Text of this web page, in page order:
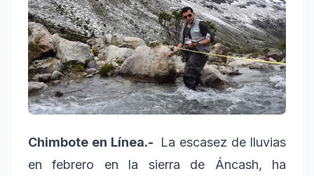
Chimbote en Línea.-
La escasez de lluvias
en febrero en la sierra de Áncash, ha